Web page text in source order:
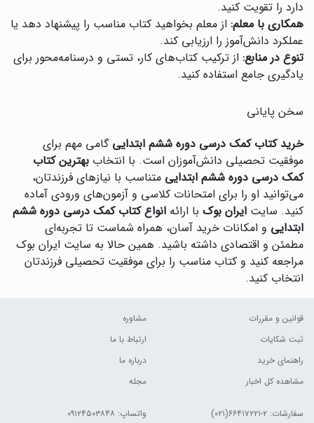
دارد را تقویت کنید.
همکاری با معلم: از معلم بخواهید کتاب مناسب را پیشنهاد دهد یا
عملکرد دانش‌آموز را ارزیابی کند.
تنوع در منابع: از ترکیب کتاب‌های کار، تستی و درسنامه‌محور برای
یادگیری جامع استفاده کنید.
سخن پایانی
خرید کتاب کمک درسی دوره ششم ابتدایی گامی مهم برای
موفقیت تحصیلی دانش‌آموزان است. با انتخاب بهترین کتاب
کمک درسی دوره ششم ابتدایی متناسب با نیازهای فرزندتان،
می‌توانید او را برای امتحانات کلاسی و آزمون‌های ورودی آماده
کنید. سایت ایران بوک با ارائه انواع کتاب کمک درسی دوره ششم
ابتدایی و امکانات خرید آسان، همراه شماست تا تجربه‌ای
مطمئن و اقتصادی داشته باشید. همین حالا به سایت ایران بوک
مراجعه کنید و کتاب مناسب را برای موفقیت تحصیلی فرزندتان
انتخاب کنید.
قوانین و مقررات
ثبت شکایات
راهنمای خرید
مشاهده کل اخبار
مشاوره
ارتباط با ما
درباره ما
مجله
سفارشات: ۲-۶۶۴۱۷۲۲۱(۰۲۱) واتساپ: ۰۹۱۲۴۵۰۳۸۴۸